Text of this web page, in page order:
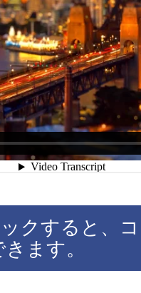
クすると、
ます。